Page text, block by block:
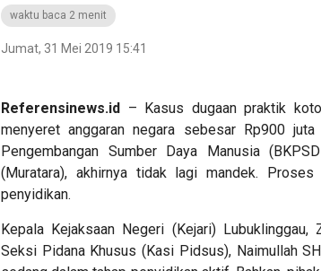
waktu baca 2 menit
Jumat, 31 Mei 2019 15:41
Referensinews.id – Kasus dugaan praktik
menyeret anggaran negara sebesar Rp900
Pengembangan Sumber Daya Manusia
(Muratara), akhirnya tidak lagi mandek.
penyidikan.
Kepala Kejaksaan Negeri (Kejari) Lubuklinggau,
Seksi Pidana Khusus (Kasi Pidsus), Naimullah